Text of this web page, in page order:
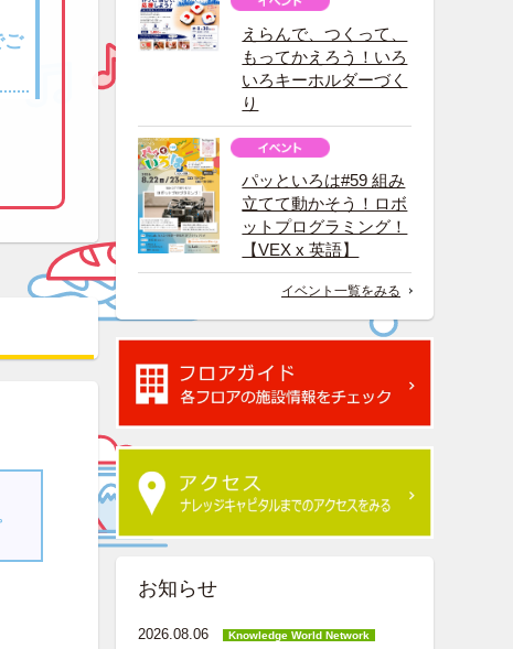
ご
えらんで、つくって、
もってかえろう！いろ
いろキーホルダーづく
り
パッといろは#59 組み
立てて動かそう！ロボ
ットプログラミング！
【VEX x 英語】
イベント一覧をみる
お知らせ
2026.08.06 Knowledge World Network